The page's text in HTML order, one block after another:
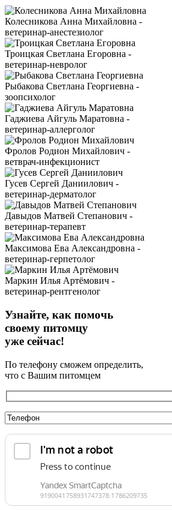
Колесникова Анна Михайловна -
ветеринар-анестезиолог
Троицкая Светлана Егоровна -
ветеринар-невролог
Рыбакова Светлана Георгиевна -
зоопсихолог
Гаджиева Айгуль Маратовна -
ветеринар-аллерголог
Фролов Родион Михайлович -
ветврач-инфекционист
Гусев Сергей Даниилович -
ветеринар-дерматолог
Давыдов Матвей Степанович -
ветеринар-терапевт
Максимова Ева Александровна -
ветеринар-герпетолог
Маркин Илья Артёмович -
ветеринар-рентгенолог
Узнайте, как помочь
своему питомцу
уже сейчас!
По телефону сможем определить,
что с Вашим питомцем